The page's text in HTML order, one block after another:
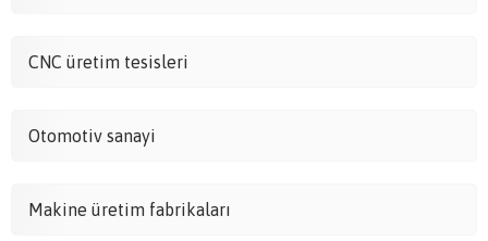
CNC üretim tesisleri
Otomotiv sanayi
Makine üretim fabrikaları